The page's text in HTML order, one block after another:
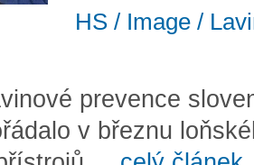
HS / Image /
prevence
v březnu